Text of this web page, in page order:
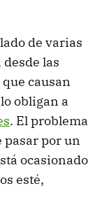
de varias
desde las
causan
obligan a
. El problema
pasar por un
ocasionado
esté,